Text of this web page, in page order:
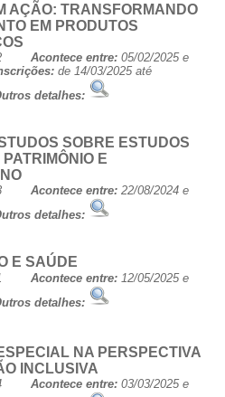
AÇÃO: TRANSFORMANDO
EM PRODUTOS
Acontece entre: 05/02/2025 e
de 14/03/2025 até
detalhes:
SOBRE ESTUDOS
E
Acontece entre: 22/08/2024 e
detalhes:
E SAÚDE
Acontece entre: 12/05/2025 e
detalhes:
NA PERSPECTIVA
INCLUSIVA
Acontece entre: 03/03/2025 e